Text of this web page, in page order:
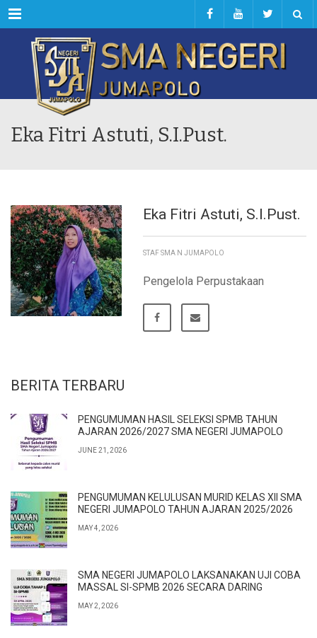
Menu
Eka Fitri Astuti, S.I.Pust.
Eka Fitri Astuti, S.I.Pust.
STAF SMA N JUMAPOLO
Pengelola Perpustakaan
BERITA TERBARU
PENGUMUMAN HASIL SELEKSI SPMB TAHUN
AJARAN 2026/2027 SMA NEGERI JUMAPOLO
JUNE 21, 2026
PENGUMUMAN KELULUSAN MURID KELAS XII SMA
NEGERI JUMAPOLO TAHUN AJARAN 2025/2026
MAY 4, 2026
SMA NEGERI JUMAPOLO LAKSANAKAN UJI COBA
MASSAL SI-SPMB 2026 SECARA DARING
MAY 2, 2026